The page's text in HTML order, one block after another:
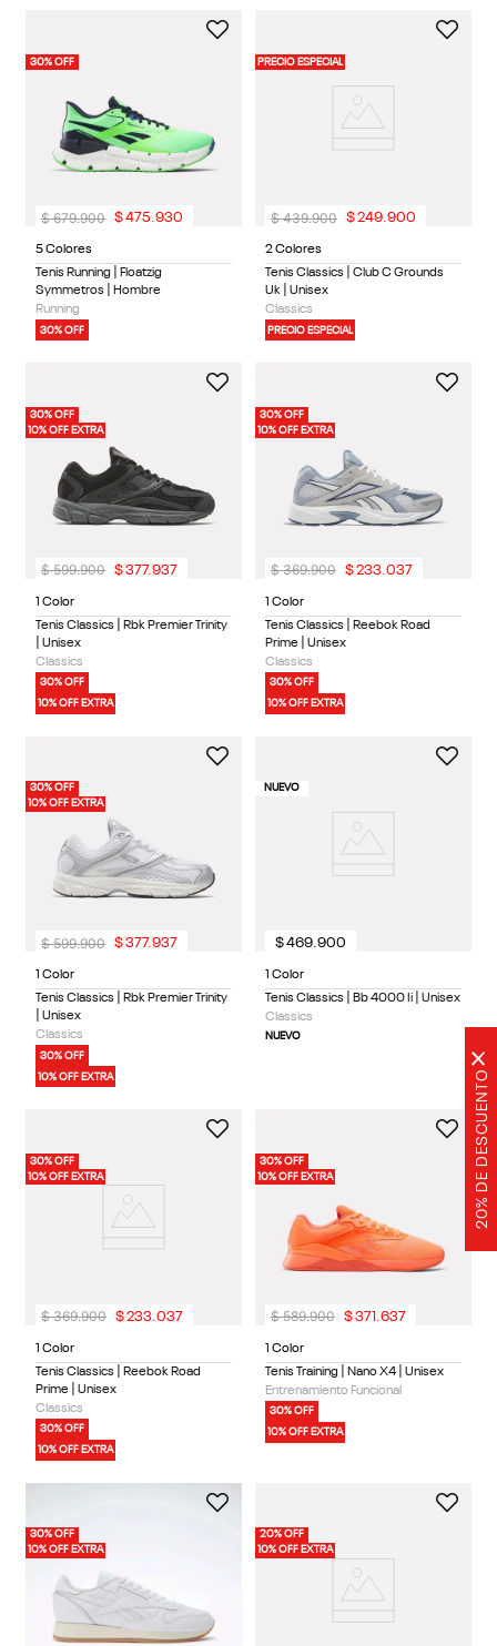
20% DE DESCUENTO
×
30% OFF
5 Colores
Tenis Running | Floatzig
Symmetros | Hombre
Running
30% OFF
$ 679.900 $475.930
PRECIO ESPECIAL
2 Colores
Tenis Classics | Club C Grounds
Uk | Unisex
Classics
PRECIO ESPECIAL
$ 439.900 $249.900
30% OFF
10% OFF EXTRA
1 Color
Tenis Classics | Rbk Premier Trinity
| Unisex
Classics
30% OFF
10% OFF EXTRA
$ 599.900 $377.937
30% OFF
10% OFF EXTRA
1 Color
Tenis Classics | Reebok Road
Prime | Unisex
Classics
30% OFF
10% OFF EXTRA
$ 369.900 $233.037
30% OFF
10% OFF EXTRA
1 Color
Tenis Classics | Rbk Premier Trinity
| Unisex
Classics
30% OFF
10% OFF EXTRA
$ 599.900 $377.937
NUEVO
1 Color
Tenis Classics | Bb 4000 Ii | Unisex
Classics
NUEVO
$469.900
30% OFF
10% OFF EXTRA
1 Color
Tenis Classics | Reebok Road
Prime | Unisex
Classics
30% OFF
10% OFF EXTRA
$ 369.900 $233.037
30% OFF
10% OFF EXTRA
1 Color
Tenis Training | Nano X4 | Unisex
Entrenamiento Funcional
30% OFF
10% OFF EXTRA
$ 589.900 $371 .637
30% OFF
10% OFF EXTRA
20% OFF
10% OFF EXTRA